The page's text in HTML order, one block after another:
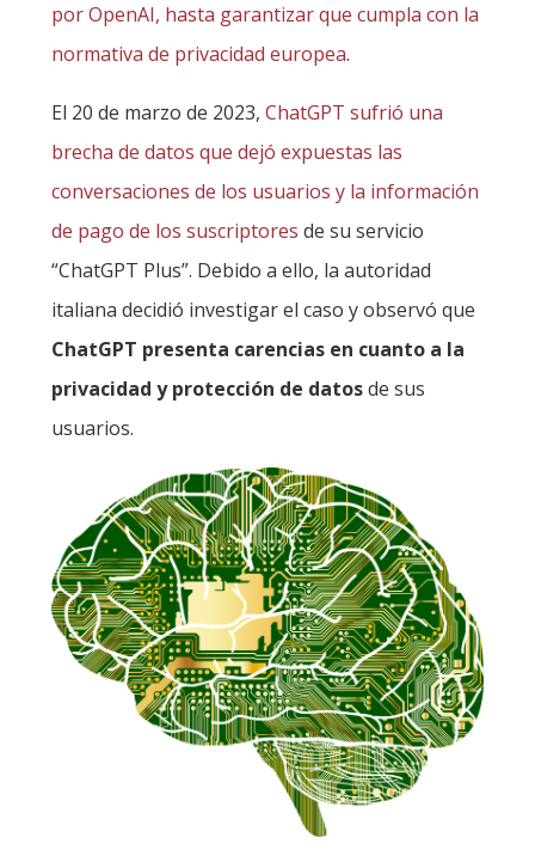
por OpenAI, hasta garantizar que cumpla con la
normativa de privacidad europea.
El 20 de marzo de 2023, ChatGPT sufrió una
brecha de datos que dejó expuestas las
conversaciones de los usuarios y la información
de pago de los suscriptores de su servicio
“ChatGPT Plus”. Debido a ello, la autoridad
italiana decidió investigar el caso y observó que
ChatGPT presenta carencias en cuanto a la
privacidad y protección de datosde sus
usuarios.